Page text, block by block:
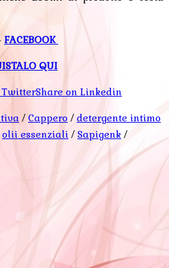
FACEBOOK
QUI
TwitterShare on Linkedin
/ Cappero / detergente intimo
olii essenziali / Sapigenk /